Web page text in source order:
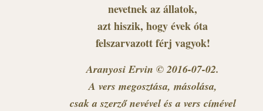
nevetnek az állatok,
azt hiszik, hogy évek óta
felszarvazott férj vagyok!
Aranyosi Ervin © 2016-07-02.
A vers megosztása, másolása,
csak a szerző nevével és a vers címével